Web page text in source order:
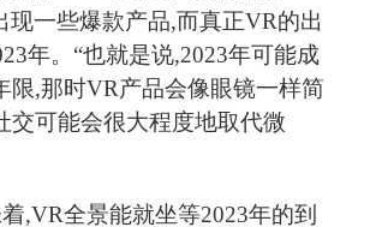
现一些爆款产品,而真正VR的出
年。“也就是说,2023年可能成
限,那时VR产品会像眼镜一样简
交可能会很大程度地取代微
,VR全景能就坐等2023年的到